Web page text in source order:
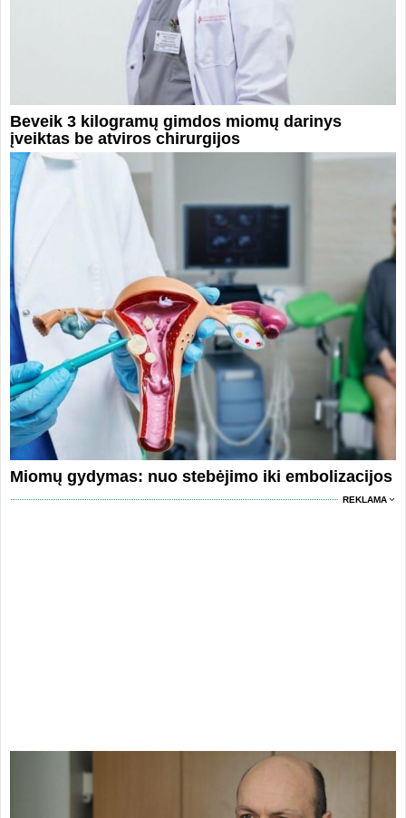
Beveik 3 kilogramų gimdos miomų darinys
įveiktas be atviros chirurgijos
Miomų gydymas: nuo stebėjimo iki embolizacijos
REKLAMA